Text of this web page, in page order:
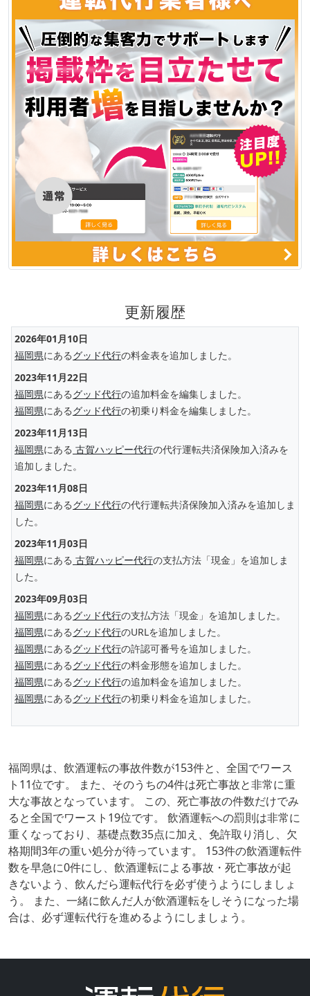
更新履歴
2026年01月10日
福岡県にあるグッド代行の料金表を追加しました。
2023年11月22日
福岡県にあるグッド代行の追加料金を編集しました。
福岡県にあるグッド代行の初乗り料金を編集しました。
2023年11月13日
福岡県にある 古賀ハッピー代行の代行運転共済保険加入済みを
追加しました。
2023年11月08日
福岡県にあるグッド代行の代行運転共済保険加入済みを追加しま
した。
2023年11月03日
福岡県にある 古賀ハッピー代行の支払方法「現金」を追加しま
した。
2023年09月03日
福岡県にあるグッド代行の支払方法「現金」を追加しました。
福岡県にあるグッド代行のURLを追加しました。
福岡県にあるグッド代行の許認可番号を追加しました。
福岡県にあるグッド代行の料金形態を追加しました。
福岡県にあるグッド代行の追加料金を追加しました。
福岡県にあるグッド代行の初乗り料金を追加しました。
福岡県は、飲酒運転の事故件数が153件と、全国でワース
ト11位です。 また、そのうちの4件は死亡事故と非常に重
大な事故となっています。 この、死亡事故の件数だけでみ
ると全国でワースト19位です。 飲酒運転への罰則は非常に
重くなっており、基礎点数35点に加え、免許取り消し、欠
格期間3年の重い処分が待っています。 153件の飲酒運転件
数を早急に0件にし、飲酒運転による事故・死亡事故が起
きないよう、飲んだら運転代行を必ず使うようにしましょ
う。 また、一緒に飲んだ人が飲酒運転をしそうになった場
合は、必ず運転代行を進めるようにしましょう。